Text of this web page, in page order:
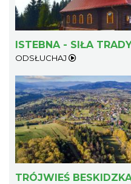
ISTEBNA - SIŁA
ODSŁUCHAJ
TRÓJWIEŚ